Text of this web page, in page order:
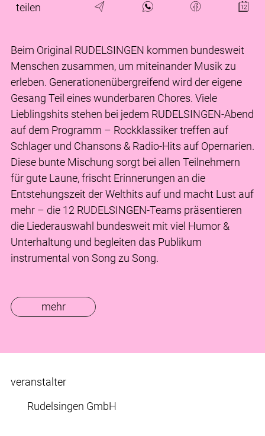
teilen
Beim Original RUDELSINGEN kommen bundesweit
Menschen zusammen, um miteinander Musik zu
erleben. Generationenübergreifend wird der eigene
Gesang Teil eines wunderbaren Chores. Viele
Lieblingshits stehen bei jedem RUDELSINGEN-Abend
auf dem Programm – Rockklassiker treffen auf
Schlager und Chansons & Radio-Hits auf Opernarien.
Diese bunte Mischung sorgt bei allen Teilnehmern
für gute Laune, frischt Erinnerungen an die
Entstehungszeit der Welthits auf und macht Lust auf
mehr – die 12 RUDELSINGEN-Teams präsentieren
die Liederauswahl bundesweit mit viel Humor &
Unterhaltung und begleiten das Publikum
instrumental von Song zu Song.
mehr
veranstalter
Rudelsingen GmbH